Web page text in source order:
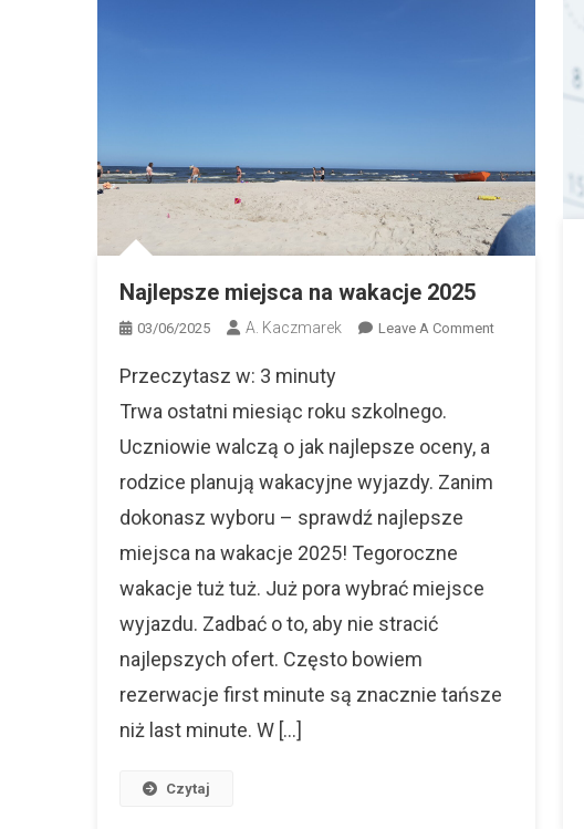
Najlepsze miejsca na wakacje 2025
03/06/2025 A. Kaczmarek Leave A CommentOn
Przeczytasz w: 3 minuty
Trwa ostatni miesiąc roku szkolnego.
Uczniowie walczą o jak najlepsze oceny, a
rodzice planują wakacyjne wyjazdy. Zanim
dokonasz wyboru – sprawdź najlepsze
miejsca na wakacje 2025! Tegoroczne
wakacje tuż tuż. Już pora wybrać miejsce
wyjazdu. Zadbać o to, aby nie stracić
najlepszych ofert. Często bowiem
rezerwacje first minute są znacznie tańsze
niż last minute. W […]
Czytaj